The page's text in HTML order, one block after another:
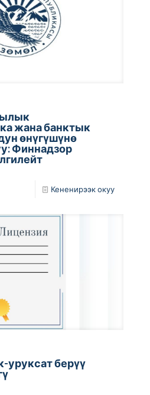
жана банктык
өнүгүшүнө
Финнадзор
Кененирээк окуу
уруксат берүү